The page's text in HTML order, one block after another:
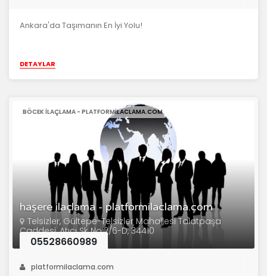
Ankara'da Taşımanın En İyi Yolu!
DETAYLAR
haşere ilaçlama - platformilaclama.com
BÖCEK ILAÇLAMA - PLATFORMILACLAMA.COM
Telsizler, Gültepe-Telsizler Mahallesi Talatpaşa
Caddesi, Atıcı Sk No:2/6-D, 34410
05528660989
platformilaclama.com